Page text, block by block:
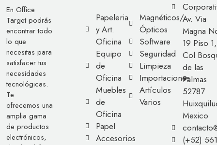
En Office
Target podrás
encontrar todo
lo que
necesitas para
satisfacer tus
necesidades
tecnológicas.
Te
ofrecemos una
amplia gama
de productos
electrónicos,
Papeleria
y Art.
Oficina
Equipo
de
Oficina
Muebles
de
Oficina
Papel
Accesorios
Magnéticos/
Ópticos
Software
Seguridad
Limpieza
Importaciones
Artículos
Varios
Av. Via
Magna
19 Piso 1,
Col
de las
Palmas
52787
Mexico
(+52) 561